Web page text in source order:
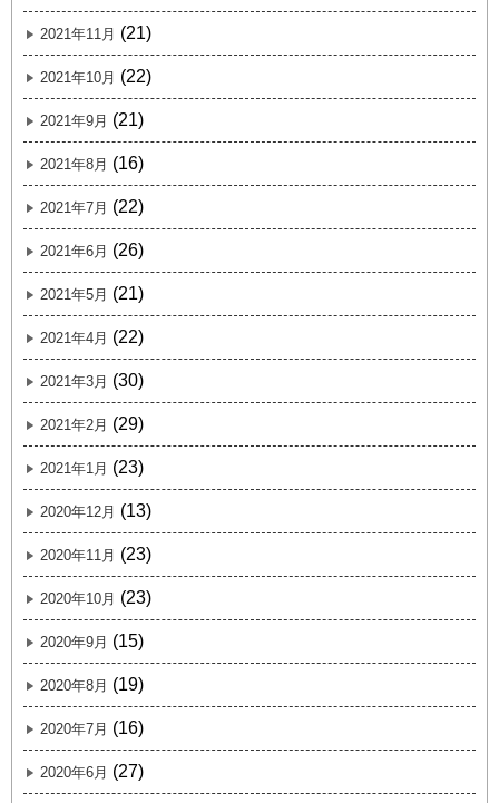
2021年11月 (21)
2021年10月 (22)
2021年9月 (21)
2021年8月 (16)
2021年7月 (22)
2021年6月 (26)
2021年5月 (21)
2021年4月 (22)
2021年3月 (30)
2021年2月 (29)
2021年1月 (23)
2020年12月 (13)
2020年11月 (23)
2020年10月 (23)
2020年9月 (15)
2020年8月 (19)
2020年7月 (16)
2020年6月 (27)